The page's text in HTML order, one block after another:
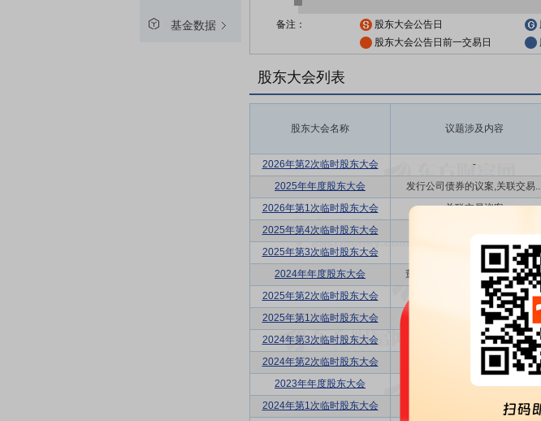
基金数据 备注： 股东大会公告日
股东大会公告日前一交易日
股东大会列表
股东大会名称 议题涉及内容
2026年第2次临时股东大会 -
2025年年度股东大会
发行公司债券的议案,关联交易
2026年第1次临时股东大会
关联交易议案
2025年第4次临时股东大会
2025年第3次临时股东大会
2024年年度股东大会
董事换届议案,关联交易议案,利
2025年第2次临时股东大会
关联交易议案
2025年第1次临时股东大会
关联交易议案
2024年第3次临时股东大会
2024年第2次临时股东大会
购并,关联交易议案
2023年年度股东大会
利润分配方案,年度报告(摘要)...
2024年第1次临时股东大会